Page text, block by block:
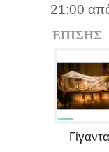
21:00
ΕΠΙΣΗΣ